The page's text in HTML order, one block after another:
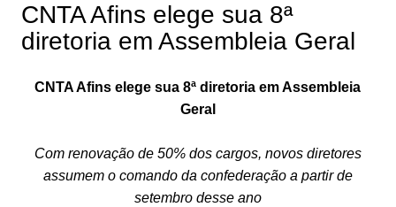
CNTA Afins elege sua 8ª
diretoria em Assembleia Geral
CNTA Afins elege sua 8ª diretoria em Assembleia
Geral
Com renovação de 50% dos cargos, novos diretores
assumem o comando da confederação a partir de
setembro desse ano